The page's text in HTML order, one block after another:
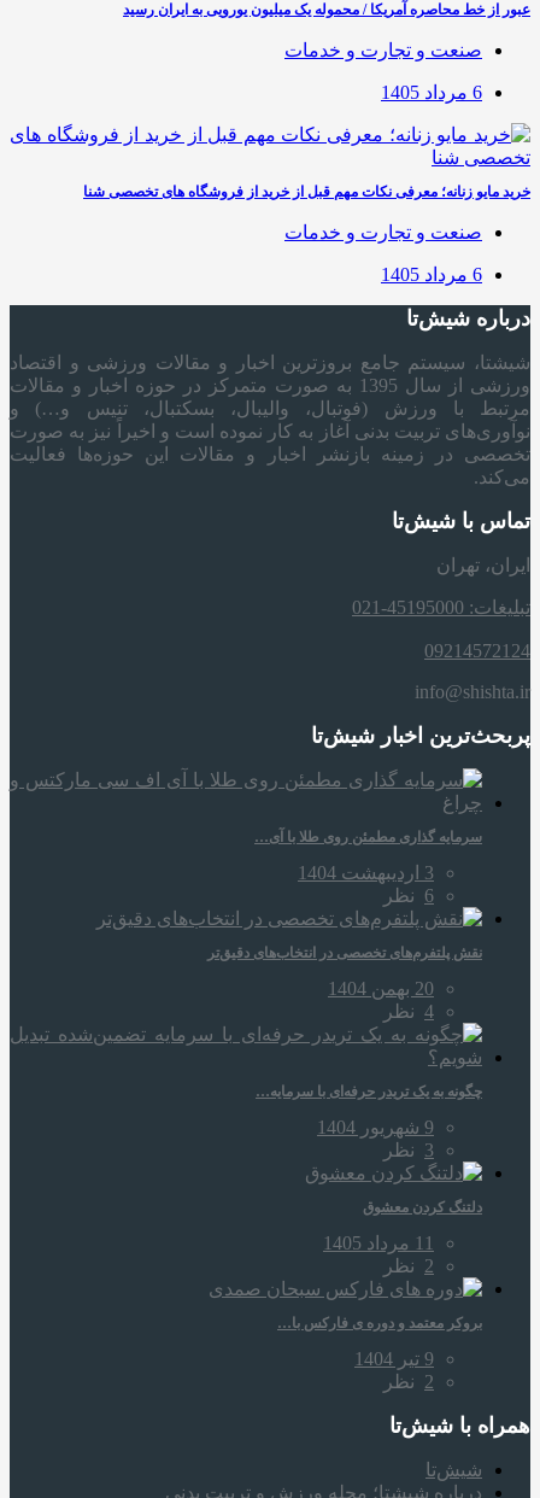
عبور از خط محاصره آمریکا / محموله یک میلیون یورویی به ایران رسید
صنعت و تجارت و خدمات
6 مرداد 1405
خرید مایو زنانه؛ معرفی نکات مهم قبل از خرید از فروشگاه های تخصصی شنا
صنعت و تجارت و خدمات
6 مرداد 1405
درباره شیش‌تا
شیشتا، سیستم جامع بروزترین اخبار و مقالات ورزشی و اقتصاد
ورزشی از سال 1395 به صورت متمرکز در حوزه اخبار و مقالات
مرتبط با ورزش (فوتبال، والیبال، بسکتبال، تنیس و…) و
نوآوری‌های تربیت بدنی آغاز به کار نموده است و اخیراً نیز به صورت
تخصصی در زمینه بازنشر اخبار و مقالات این حوزه‌ها فعالیت
می‌کند.
تماس با شیش‌تا
ایران، تهران
تبلیغات: 45195000-021
09214572124
info@shishta.ir
پربحث‌ترین اخبار شیش‌تا
سرمایه‌ گذاری مطمئن روی طلا با آی…
3 اردیبهشت 1404
6 نظر
نقش پلتفرم‌های تخصصی در انتخاب‌های دقیق‌تر
20 بهمن 1404
4 نظر
چگونه به یک تریدر حرفه‌ای با سرمایه…
9 شهریور 1404
3 نظر
دلتنگ کردن معشوق
11 مرداد 1405
2 نظر
بروکر معتمد و دوره‌ ی فارکس با…
9 تیر 1404
2 نظر
همراه‌ با شیش‌تا
شیش‌تا
درباره شیشتا؛ مجله ورزش و تربیت بدنی